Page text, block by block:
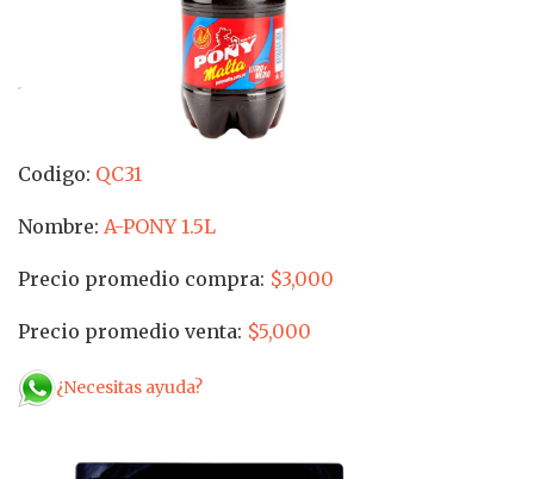
Codigo: QC31
Nombre: A-PONY 1.5L
Precio promedio compra: $3,000
Precio promedio venta: $5,000
¿Necesitas ayuda?